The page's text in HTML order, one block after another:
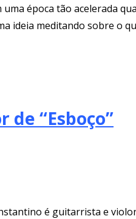
época tão acelerada
ideia meditando sobre o
“Esboço”
é guitarrista e